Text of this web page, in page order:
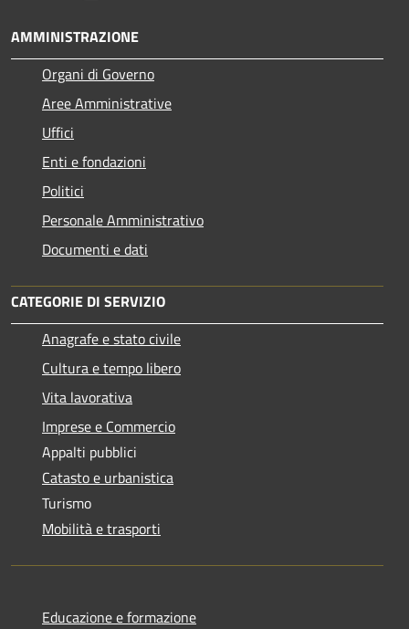
AMMINISTRAZIONE
Organi di Governo
Aree Amministrative
Uffici
Enti e fondazioni
Politici
Personale Amministrativo
Documenti e dati
CATEGORIE DI SERVIZIO
Anagrafe e stato civile
Cultura e tempo libero
Vita lavorativa
Imprese e Commercio
Appalti pubblici
Catasto e urbanistica
Turismo
Mobilità e trasporti
Educazione e formazione